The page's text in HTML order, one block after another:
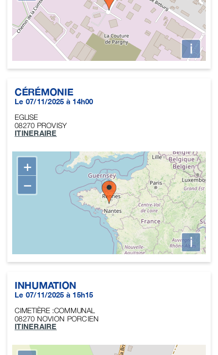
i
CÉRÉMONIE
Le 07/11/2025 à 14h00
EGLISE
08270 PROVISY
ITINERAIRE
+
−
i
INHUMATION
Le 07/11/2025 à 15h15
CIMETIÈRE :COMMUNAL
08270 NOVION PORCIEN
ITINERAIRE